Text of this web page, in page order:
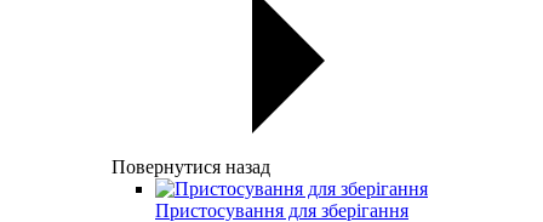
Повернутися назад
Пристосування для зберігання